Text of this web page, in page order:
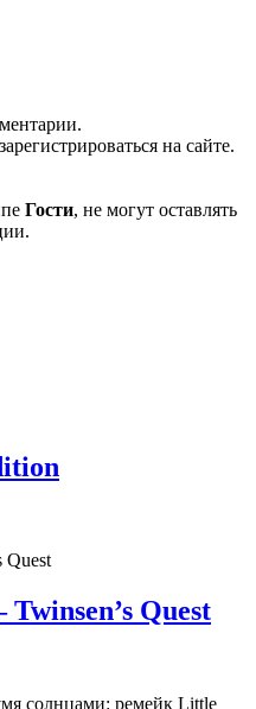
на сайте.
Гости, не могут оставлять
Quest